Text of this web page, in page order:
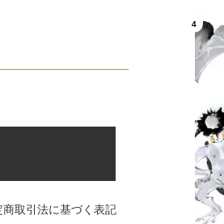
4
商取引法に基づく表記